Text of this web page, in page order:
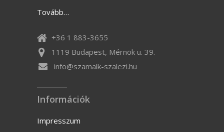
Tovább…
+36 1 883-3655
1119 Budapest, Mérnök u. 39.
info@szamalk-szalezi.hu
Információk
Impresszum